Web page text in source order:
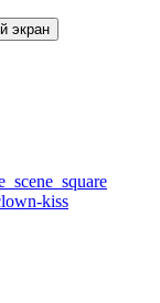
экран